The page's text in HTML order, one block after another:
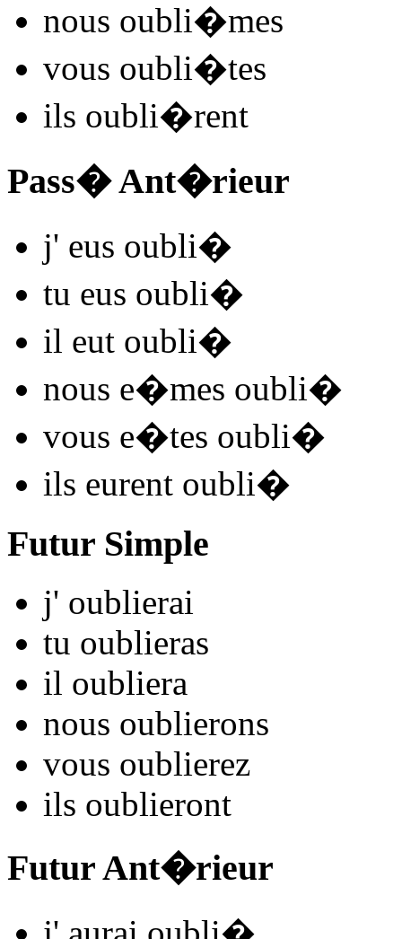
nous oubli�mes
vous oubli�tes
ils oubli�rent
Pass� Ant�rieur
j' eus oubli�
tu eus oubli�
il eut oubli�
nous e�mes oubli�
vous e�tes oubli�
ils eurent oubli�
Futur Simple
j' oublierai
tu oublieras
il oubliera
nous oublierons
vous oublierez
ils oublieront
Futur Ant�rieur